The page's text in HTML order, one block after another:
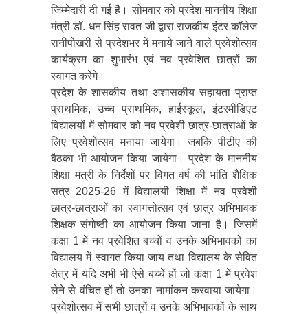
जिम्मेदारी दी गई है। सोमवार को प्रदेश माननीय शिक्षा
मंत्री डॉ. धन सिंह रावत जी द्वारा राजकीय इंटर कॉलेज
रानीपोखरी से प्रदेशभर में मनाये जाने वाले प्रवेशोत्सव
कार्यक्रम का शुभारंभ एवं नव प्रवेशित छात्रों का
स्वागत करेगे।
प्रदेश के शासकीय तथा अशासकीय सहायता प्राप्त
प्राथमिक, उच्च प्राथमिक, हाईस्कूल, इंटरमीडिएट
विद्यालयों में सोमवार को नव प्रवेशी छात्र-छात्राओं के
लिए प्रवेशोत्सव मनाया जायेगा। जबकि पीटीए की
बैठका भी आयोजन किया जायेगा। प्रदेश के माननीय
शिक्षा मंत्री के निर्देशों पर विगत वर्ष की भांति शैक्षिक
सत्र 2025-26 में विद्यालयी शिक्षा में नव प्रवेशी
छात्र-छात्राओं का स्वागत्तोत्सव एवं छात्र अभिभावक
शिक्षक संगोष्ठी का आयोजन किया जाना है। जिसमें
कक्षा 1 में नव प्रवेशित बच्चों व उनके अभिभावकों का
विद्यालय में स्वागत किया जाय तथा विद्यालय के सेवित
क्षेत्र में यदि अभी भी ऐसे बच्चें हों जो कक्षा 1 में प्रवेश
लेने से वंचित हों तो उनका नामांकन करवाया जायेगा।
प्रवेशोत्सव में सभी छात्रों व उनके अभिभावकों के साथ